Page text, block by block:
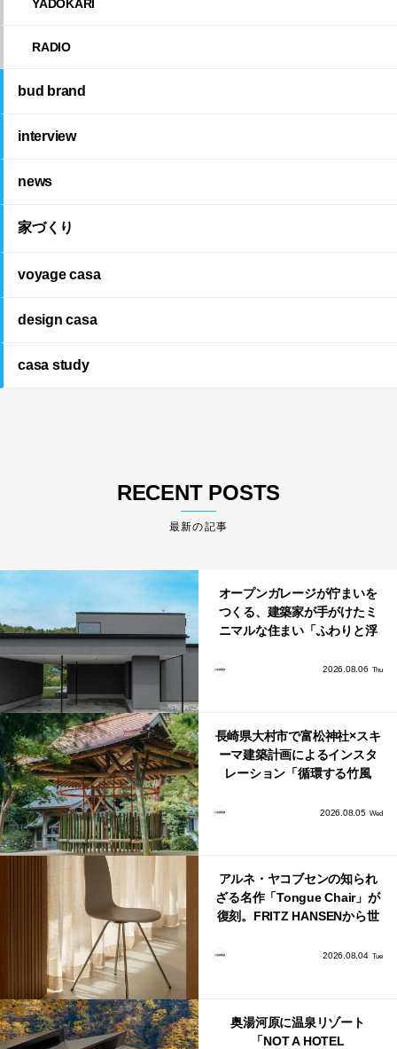
YADOKARI
RADIO
bud brand
interview
news
家づくり
voyage casa
design casa
casa study
RECENT POSTS
最新の記事
オープンガレージが佇まいを
つくる、建築家が手がけたミ
ニマルな住まい「ふわりと浮
2026.08.06 Thu
長崎県大村市で富松神社×スキ
ーマ建築計画によるインスタ
レーション「循環する竹風
2026.08.05 Wed
アルネ・ヤコブセンの知られ
ざる名作「Tongue Chair」が
復刻。FRITZ HANSENから世
2026.08.04 Tue
奥湯河原に温泉リゾート
「NOT A HOTEL